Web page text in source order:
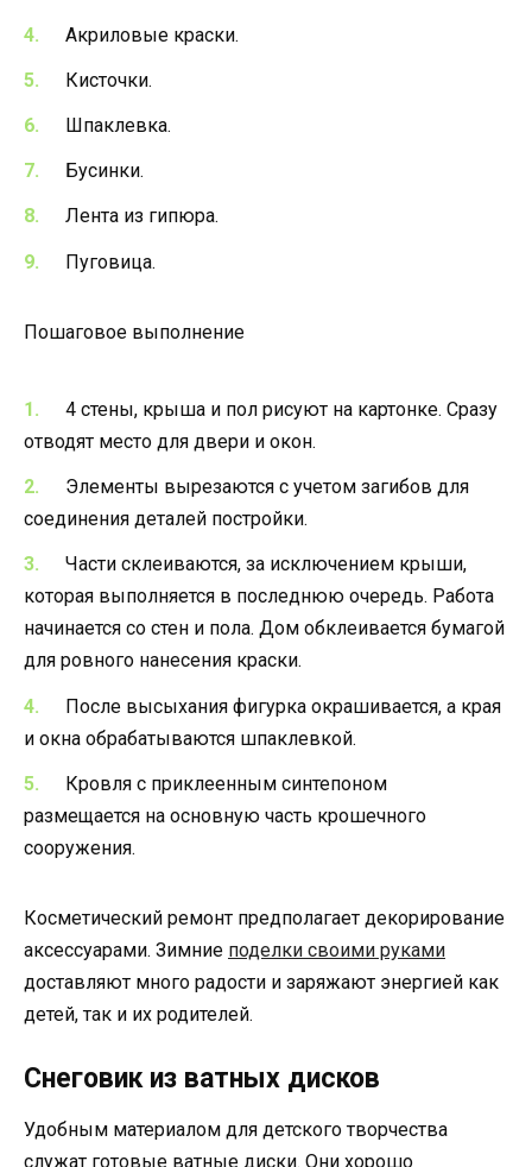
Акриловые краски.
Кисточки.
Шпаклевка.
Бусинки.
Лента из гипюра.
Пуговица.
Пошаговое выполнение
4 стены, крыша и пол рисуют на картонке. Сразу
отводят место для двери и окон.
Элементы вырезаются с учетом загибов для
соединения деталей постройки.
Части склеиваются, за исключением крыши,
которая выполняется в последнюю очередь. Работа
начинается со стен и пола. Дом обклеивается бумагой
для ровного нанесения краски.
После высыхания фигурка окрашивается, а края
и окна обрабатываются шпаклевкой.
Кровля с приклеенным синтепоном
размещается на основную часть крошечного
сооружения.
Косметический ремонт предполагает декорирование
аксессуарами. Зимние поделки своими руками
доставляют много радости и заряжают энергией как
детей, так и их родителей.
Снеговик из ватных дисков
Удобным материалом для детского творчества
служат готовые ватные диски. Они хорошо